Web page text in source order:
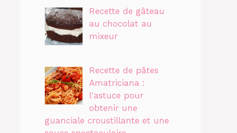
Recette de gâteau
au chocolat au
mixeur
Recette de pâtes
Amatriciana :
l'astuce pour
obtenir une
guanciale croustillante et une